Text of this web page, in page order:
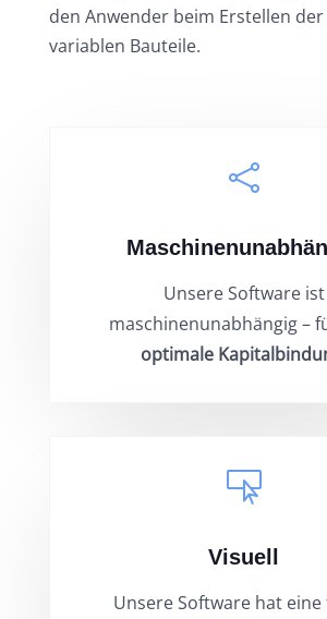
den Anwender beim Erstellen
variablen Bauteile.

Unsere Software ist
maschinenunabhängig –
optimale

Visuell
Unsere Software hat eine